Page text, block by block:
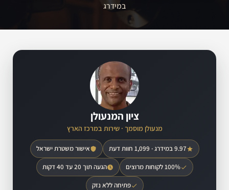
במידרג
ציון המנעולן
מנעולן מוסמך · שירות במרכז הארץ
9.97 במידרג · 1,099 חוות דעת אישור משטרת ישראל
100% לקוחות מרוצים הגעה תוך 20 עד 40 דקות
פתיחה ללא נזק